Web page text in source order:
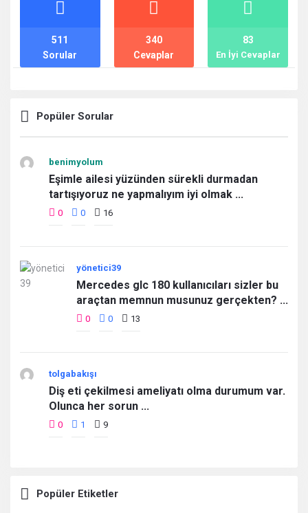
Sorular
511
Cevaplar
340
En İyi Cevaplar
83
Popüler Sorular
benimyolum
Eşimle ailesi yüzünden sürekli durmadan
tartışıyoruz ne yapmalıyım iyi olmak ...
0 0 16
yönetici39
Mercedes glc 180 kullanıcıları sizler bu
araçtan memnun musunuz gerçekten? ...
0 0 13
tolgabakışı
Diş eti çekilmesi ameliyatı olma durumum var.
Olunca her sorun ...
0 1 9
Popüler Etiketler